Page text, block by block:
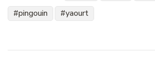
pingouin
yaourt